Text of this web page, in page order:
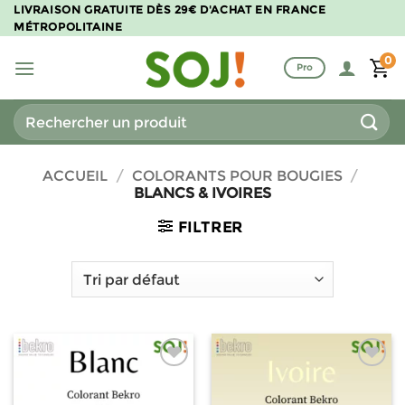
Passer
au
LIVRAISON GRATUITE DÈS 29€ D'ACHAT EN FRANCE
MÉTROPOLITAINE
Pro
0
Recherche
pour :
ACCUEIL / COLORANTS POUR BOUGIES /
BLANCS & IVOIRES
FILTRER